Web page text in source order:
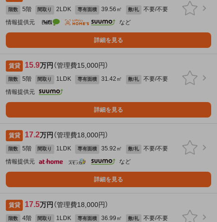
階数 5階 間取り 2LDK 専有面積 39.56㎡ 敷/礼
不要/不要
情報提供元
など
詳細を見る
賃貸 15.9万円 （管理費15,000円）
階数 5階 間取り 1LDK 専有面積 31.42㎡ 敷/礼
不要/不要
情報提供元
詳細を見る
賃貸 17.2万円 （管理費18,000円）
階数 5階 間取り 1LDK 専有面積 35.92㎡ 敷/礼
不要/不要
情報提供元
など
詳細を見る
賃貸 17.5万円 （管理費18,000円）
階数 4階 間取り 1LDK 専有面積 36.99㎡ 敷/礼
不要/不要